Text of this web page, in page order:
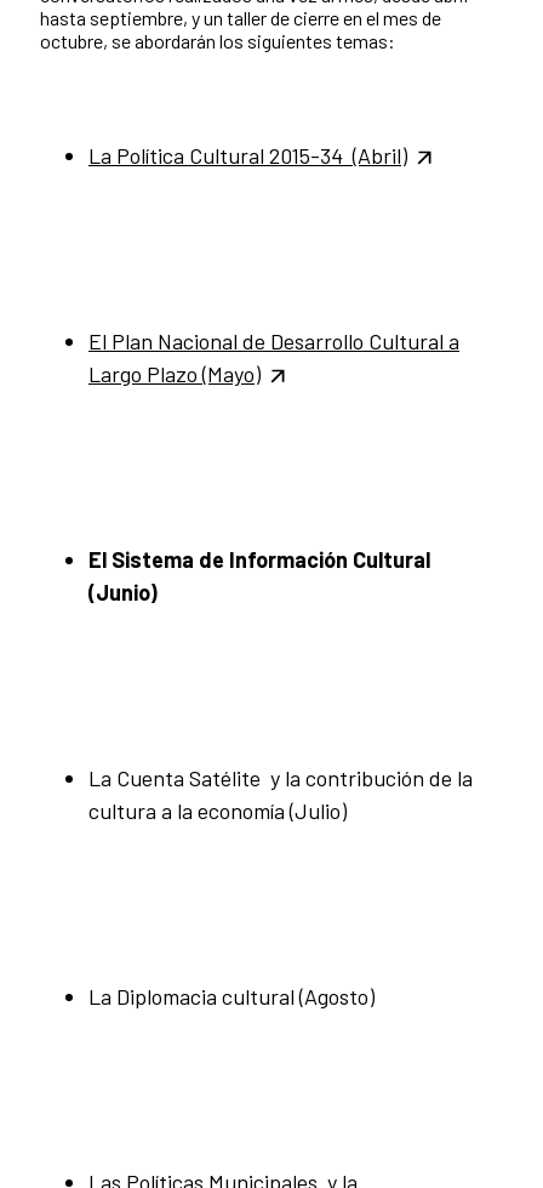
hasta septiembre, y un taller de cierre en el mes de
octubre, se abordarán los siguientes temas:
La Política Cultural 2015-34 (Abril)
El Plan Nacional de Desarrollo Cultural a
Largo Plazo (Mayo)
El Sistema de Información Cultural
(Junio)
La Cuenta Satélite y la contribución de la
cultura a la economía (Julio)
La Diplomacia cultural (Agosto)
Las Políticas Municipales y la